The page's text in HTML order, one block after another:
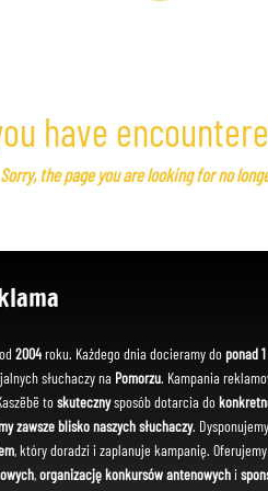
have
Sorry, the page you are looking for no
2004roku. Każdego dnia docieramy do ponad
słuchaczy na Pomorzu. Kampania
toskutecznysposób dotarcia do
zawsze blisko naszych słuchaczy. Dysponujemy
, który doradzi i zaplanuje kampanię.
,organizację konkursów antenowychi